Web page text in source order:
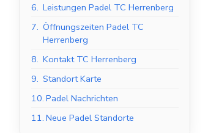
6. Leistungen Padel TC Herrenberg
7. Öffnungszeiten Padel TC
Herrenberg
8. Kontakt TC Herrenberg
9. Standort Karte
10. Padel Nachrichten
11. Neue Padel Standorte